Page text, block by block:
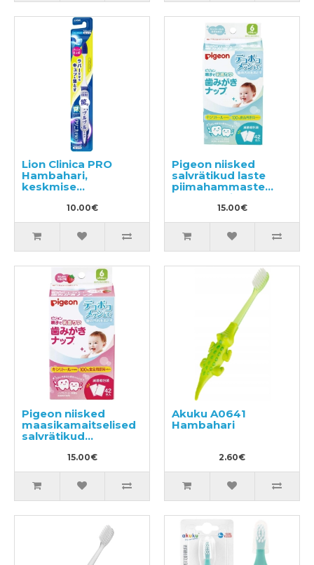
Lion Clinica PRO
Hambahari,
keskmise
10.00€
Pigeon niisked
salvrätikud laste
piimahammaste
puhastamiseks
alates 6 elukuust
42tk
15.00€
Pigeon niisked
maasikamaitselised
salvrätikud
puhastamiseks 42tk
15.00€
Akuku A0641
Hambahari
2.60€